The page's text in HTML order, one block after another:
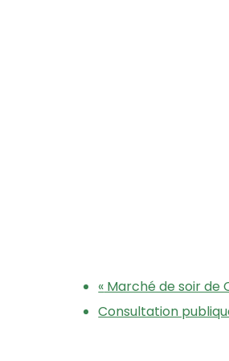
« Marché de soir de
Consultation